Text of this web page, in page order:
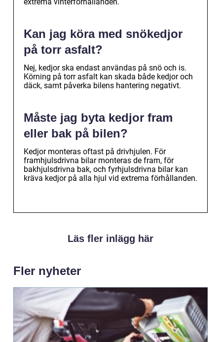
Kan jag köra med snökedjor
på torr asfalt?
Nej, kedjor ska endast användas på snö och is.
Körning på torr asfalt kan skada både kedjor och
däck, samt påverka bilens hantering negativt.
Måste jag byta kedjor fram
eller bak på bilen?
Kedjor monteras oftast på drivhjulen. För
framhjulsdrivna bilar monteras de fram, för
bakhjulsdrivna bak, och fyrhjulsdrivna bilar kan
kräva kedjor på alla hjul vid extrema förhållanden.
Läs fler inlägg här
Fler nyheter